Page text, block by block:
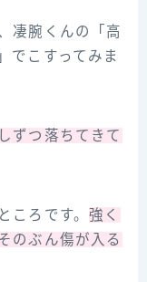
凄腕くんの「高
でこすってみま
ずつ落ちてきて
ころです。強く
のぶん傷が入る